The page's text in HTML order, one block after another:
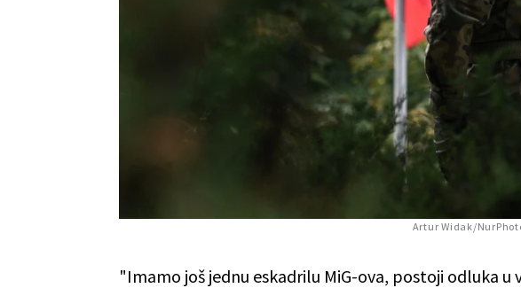
Artur Widak/
"Imamo još jednu eskadrilu MiG-ova, postoji odluka